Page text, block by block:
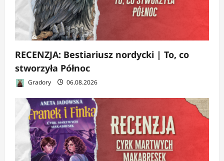
RECENZJA: Bestiariusz nordycki | To, co
stworzyła Północ
Gradory 06.08.2026